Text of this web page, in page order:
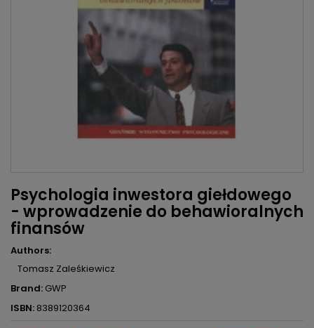
Psychologia inwestora giełdowego
- wprowadzenie do behawioralnych
finansów
Authors:
Tomasz Zaleśkiewicz
Brand: GWP
ISBN: 8389120364